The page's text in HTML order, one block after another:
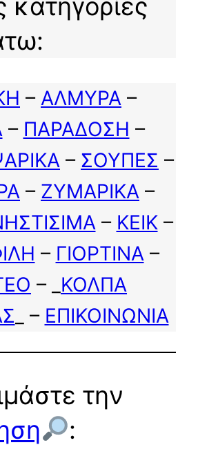
κατηγορίες
– ΑΛΜΥΡΑ –
– ΠΑΡΑΔΟΣΗ –
– ΣΟΥΠΕΣ –
– ΖΥΜΑΡΙΚΑ –
– ΚΕΙΚ–
– ΓΙΟΡΤΙΝΑ–
– _ ΚΟΛΠΑ
_ – ΕΠΙΚΟΙΝΩΝΙΑ
την
: